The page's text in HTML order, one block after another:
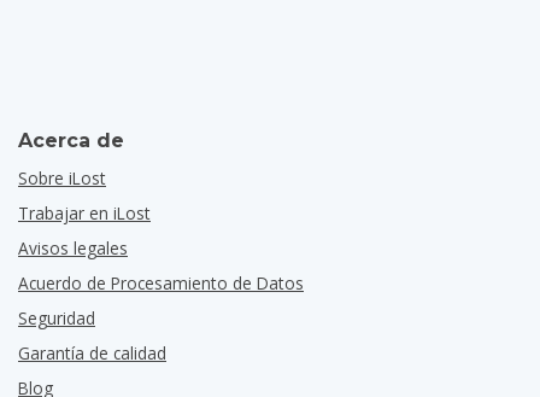
Acerca de
Sobre iLost
Trabajar en iLost
Avisos legales
Acuerdo de Procesamiento de Datos
Seguridad
Garantía de calidad
Blog